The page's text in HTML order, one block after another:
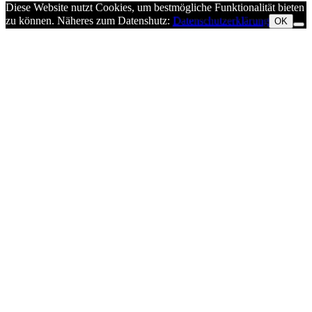
Diese Website nutzt Cookies, um bestmögliche Funktionalität bieten
zu können. Näheres zum Datenshutz: Datenschutzerklärung OK